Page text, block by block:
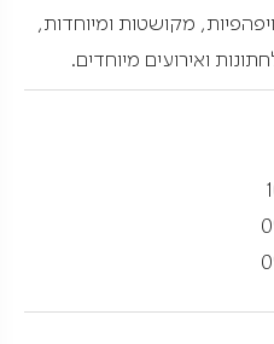
מקושטות ומיוחדות,
ואירועים מיוחדים.